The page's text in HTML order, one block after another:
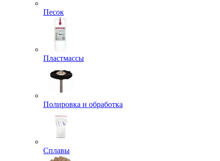
Песок
Пластмассы
Полировка и обработка
Сплавы